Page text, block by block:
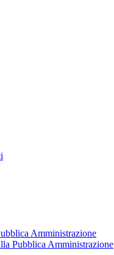
Amministrazione
Pubblica Amministrazione